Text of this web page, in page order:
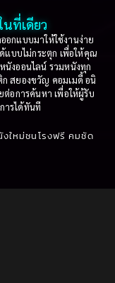
(61)
2000
1998
1996
1994
1992
1990
ที่เดียว
อกแบบมาให้ใช้งานง่าย
แบบไม่กระตุก เพื่อให้คุณ
นังออนไลน์ รวมหนังทุก
ก สยองขวัญ คอมเมดี้ อนิ
อการค้นหา เพื่อให้ผู้รับ
ารได้ทันที
ใหม่ชนโรงฟรี คมชัด